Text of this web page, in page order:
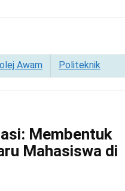
Awam Politeknik
Membentuk
Mahasiswa di